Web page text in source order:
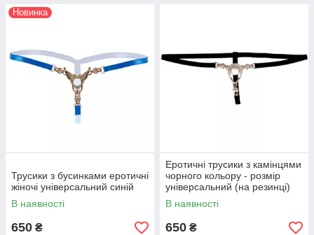
Новинка
Трусики з бусинками еротичні
жіночі універсальний синій
В наявності
650 ₴
Еротичні трусики з камінцями
чорного кольору - розмір
універсальний (на резинці)
В наявності
650 ₴